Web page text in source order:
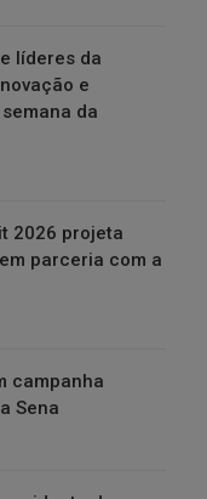
líderes da
e
da
2026 projeta
parceria com a
campanha
Sena